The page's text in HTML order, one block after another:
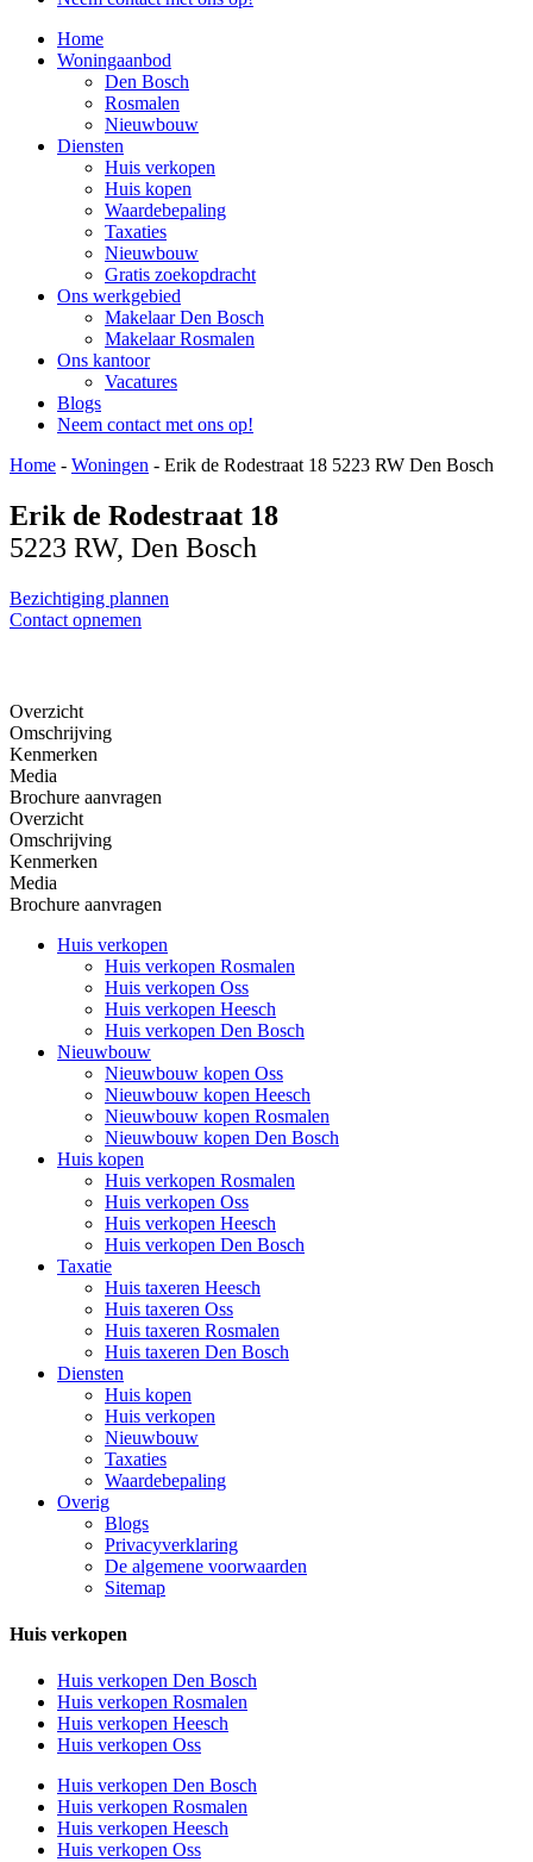
Home
Woningaanbod
Den Bosch
Rosmalen
Nieuwbouw
Diensten
Huis verkopen
Huis kopen
Waardebepaling
Taxaties
Nieuwbouw
Gratis zoekopdracht
Ons werkgebied
Makelaar Den Bosch
Makelaar Rosmalen
Ons kantoor
Vacatures
Blogs
Neem contact met ons op!
Home - Woningen - Erik de Rodestraat 18 5223 RW Den Bosch
Erik de Rodestraat 18
5223 RW, Den Bosch
Bezichtiging plannen
Contact opnemen
Overzicht
Omschrijving
Kenmerken
Media
Brochure aanvragen
Overzicht
Omschrijving
Kenmerken
Media
Brochure aanvragen
Huis verkopen
Huis verkopen Rosmalen
Huis verkopen Oss
Huis verkopen Heesch
Huis verkopen Den Bosch
Nieuwbouw
Nieuwbouw kopen Oss
Nieuwbouw kopen Heesch
Nieuwbouw kopen Rosmalen
Nieuwbouw kopen Den Bosch
Huis kopen
Huis verkopen Rosmalen
Huis verkopen Oss
Huis verkopen Heesch
Huis verkopen Den Bosch
Taxatie
Huis taxeren Heesch
Huis taxeren Oss
Huis taxeren Rosmalen
Huis taxeren Den Bosch
Diensten
Huis kopen
Huis verkopen
Nieuwbouw
Taxaties
Waardebepaling
Overig
Blogs
Privacyverklaring
De algemene voorwaarden
Sitemap
Huis verkopen
Huis verkopen Den Bosch
Huis verkopen Rosmalen
Huis verkopen Heesch
Huis verkopen Oss
Huis verkopen Den Bosch
Huis verkopen Rosmalen
Huis verkopen Heesch
Huis verkopen Oss